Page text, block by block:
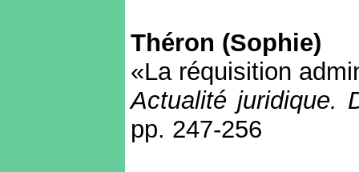
Théron (Sophie)
«La réquisition
Actualité juridique.
pp. 247-256